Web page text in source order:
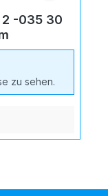
2 -035 30
zu sehen.